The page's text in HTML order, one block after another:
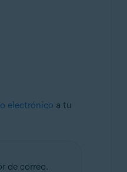
electrónico a tu
de correo.